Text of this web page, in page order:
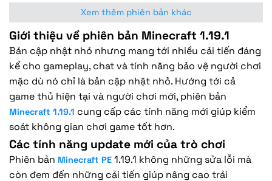
Xem thêm phiên bản khác
Giới thiệu về phiên bản Minecraft 1.19.1
Bản cập nhật nhỏ nhưng mang tới nhiều cải tiến đáng
kể cho gameplay, chat và tính năng bảo vệ người chơi
mặc dù nó chỉ là bản cập nhật nhỏ. Hướng tới cả
game thủ hiện tại và người chơi mới, phiên bản
Minecraft 1.19.1 cung cấp các tính năng mới giúp kiểm
soát không gian chơi game tốt hơn.
Các tính năng update mới của trò chơi
Phiên bản Minecraft PE 1.19.1 không những sửa lỗi mà
còn đem đến những cải tiến giúp nâng cao trải